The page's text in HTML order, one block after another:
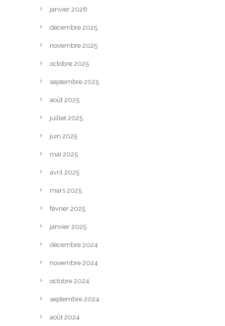
janvier 2026
décembre 2025
novembre 2025
octobre 2025
septembre 2025
août 2025
juillet 2025
juin 2025
mai 2025
avril 2025
mars 2025
février 2025
janvier 2025
décembre 2024
novembre 2024
octobre 2024
septembre 2024
août 2024